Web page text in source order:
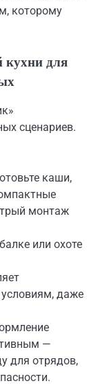
которому
кухни для
сценариев.
каши,
монтаж
или охоте
даже
—
для отрядов,